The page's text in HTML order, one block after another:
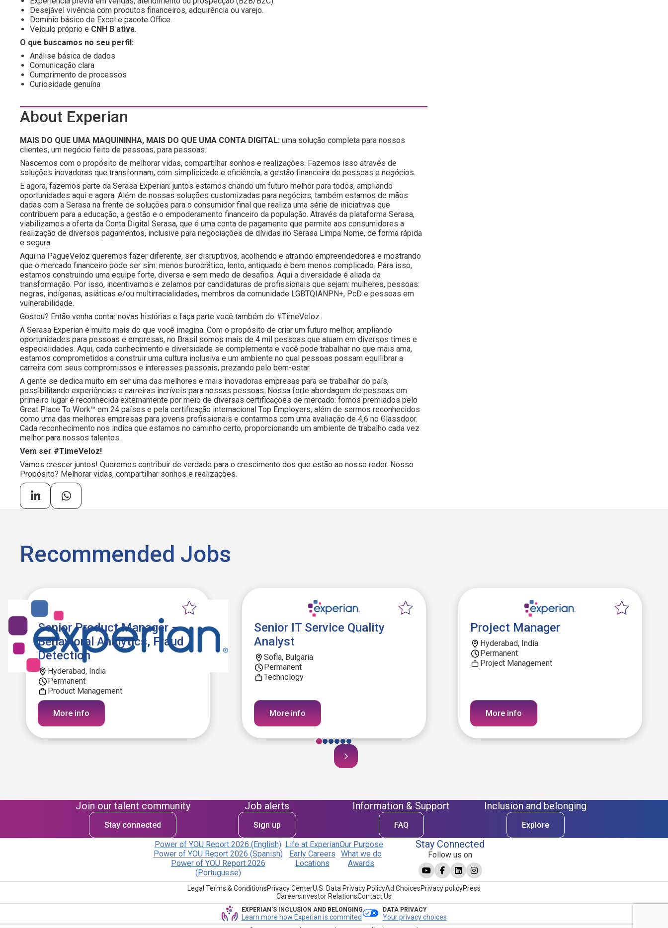
Desejável vivência com produtos financeiros, adquirência ou varejo.
Domínio básico de Excel e pacote Office.
Veículo próprio e CNH B ativa.
O que buscamos no seu perfil:
Análise básica de dados
Comunicação clara
Cumprimento de processos
Curiosidade genuína
About Experian
MAIS DO QUE UMA MAQUININHA, MAIS DO QUE UMA CONTA DIGITAL: uma solução completa para nossos
clientes, um negócio feito de pessoas, para pessoas.
Nascemos com o propósito de melhorar vidas, compartilhar sonhos e realizações. Fazemos isso através de
soluções inovadoras que transformam, com simplicidade e eficiência, a gestão financeira de pessoas e negócios.
E agora, fazemos parte da Serasa Experian: juntos estamos criando um futuro melhor para todos, ampliando
oportunidades aqui e agora. Além de nossas soluções customizadas para negócios, também estamos de mãos
dadas com a Serasa na frente de soluções para o consumidor final que realiza uma série de iniciativas que
contribuem para a educação, a gestão e o empoderamento financeiro da população. Através da plataforma Serasa,
viabilizamos a oferta da Conta Digital Serasa, que é uma conta de pagamento que permite aos consumidores a
realização de diversos pagamentos, inclusive para negociações de dívidas no Serasa Limpa Nome, de forma rápida
e segura.
Aqui na PagueVeloz queremos fazer diferente, ser disruptivos, acolhendo e atraindo empreendedores e mostrando
que o mercado financeiro pode ser sim: menos burocrático, lento, antiquado e bem menos complicado. Para isso,
estamos construindo uma equipe forte, diversa e sem medo de desafios. Aqui a diversidade é aliada da
transformação. Por isso, incentivamos e zelamos por candidaturas de profissionais que sejam: mulheres, pessoas:
negras, indígenas, asiáticas e/ou multirracialidades, membros da comunidade LGBTQIANPN+, PcD e pessoas em
vulnerabilidade.
Gostou? Então venha contar novas histórias e faça parte você também do #TimeVeloz.
A Serasa Experian é muito mais do que você imagina. Com o propósito de criar um futuro melhor, ampliando
oportunidades para pessoas e empresas, no Brasil somos mais de 4 mil pessoas que atuam em diversos times e
especialidades. Aqui, cada conhecimento e diversidade se complementa e você pode trabalhar no que mais ama,
estamos comprometidos a construir uma cultura inclusiva e um ambiente no qual pessoas possam equilibrar a
carreira com seus compromissos e interesses pessoais, prezando pelo bem-estar.
A gente se dedica muito em ser uma das melhores e mais inovadoras empresas para se trabalhar do país,
possibilitando experiências e carreiras incríveis para nossas pessoas. Nossa forte abordagem de pessoas em
primeiro lugar é reconhecida externamente por meio de diversas certificações de mercado: fomos premiados pelo
Great Place To Work™ em 24 países e pela certificação internacional Top Employers, além de sermos reconhecidos
como uma das melhores empresas para jovens profissionais e contarmos com uma avaliação de 4,6 no Glassdoor.
Cada reconhecimento nos indica que estamos no caminho certo, proporcionando um ambiente de trabalho cada vez
melhor para nossos talentos.
Vem ser #TimeVeloz!
Vamos crescer juntos! Queremos contribuir de verdade para o crescimento dos que estão ao nosso redor. Nosso
Propósito? Melhorar vidas, compartilhar sonhos e realizações.
Recommended Jobs
Senior Product Manager –
Behavioral Analytics, Fraud
Detection
Hyderabad, India
Permanent
Product Management
More info
Senior IT Service Quality
Analyst
Sofia, Bulgaria
Permanent
Technology
More info
Project Manager
Hyderabad, India
Permanent
Project Management
More info
Join our talent community
Stay connected
Job alerts
Sign up
Information & Support
FAQ
Inclusion and belonging
Explore
Power of YOU Report 2026 (English)
Power of YOU Report 2026 (Spanish)
Power of YOU Report 2026
(Portuguese)
Life at Experian
Early Careers
Locations
Our Purpose
What we do
Awards
Stay Connected
Follow us on
Legal Terms & ConditionsPrivacy CenterU.S. Data Privacy PolicyAd ChoicesPrivacy policyPress
Careers Investor RelationsContact Us
EXPERIAN'S INCLUSION AND BELONGING
Learn more how Experian is commited
DATA PRIVACY
Your privacy choices